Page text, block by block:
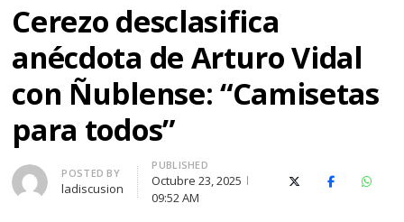
Cerezo desclasifica
anécdota de Arturo Vidal
con Ñublense: “Camisetas
para todos”
Author
POSTED BY
ladiscusion
PUBLISHED
Octubre 23, 2025
09:52 AM
X (Twitter)Facebook